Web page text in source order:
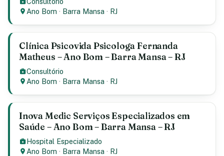
Ano Bom · Barra Mansa · RJ
Clínica Psicovida Psicologa Fernanda
Matheus – Ano Bom – Barra Mansa – RJ
Consultório
Ano Bom · Barra Mansa · RJ
Inova Medic Serviços Especializados em
Saúde – Ano Bom – Barra Mansa – RJ
Hospital Especializado
Ano Bom · Barra Mansa · RJ